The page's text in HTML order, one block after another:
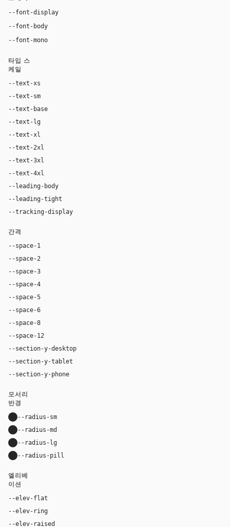
--font-display
--font-body
--font-mono
타입 스
케일
--text-xs
--text-sm
--text-base
--text-lg
--text-xl
--text-2xl
--text-3xl
--text-4xl
--leading-body
--leading-tight
--tracking-display
간격
--space-1
--space-2
--space-3
--space-4
--space-5
--space-6
--space-8
--space-12
--section-y-desktop
--section-y-tablet
--section-y-phone
모서리
반경
--radius-sm
--radius-md
--radius-lg
--radius-pill
엘리베
이션
--elev-flat
--elev-ring
--elev-raised